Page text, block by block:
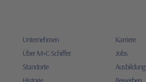
Unternehmen
Über M+C Schiffer
Standorte
Historie
Karriere
Jobs
Ausbildung
Bewerben